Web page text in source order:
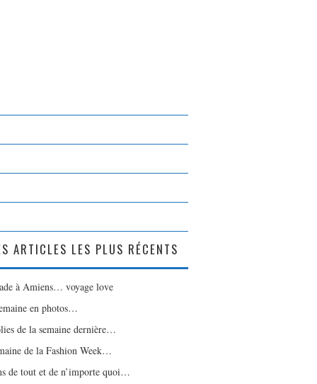
ARTICLES LES PLUS RÉCENTS
à Amiens… voyage love
en photos…
de la semaine dernière…
de la Fashion Week…
de tout et de n’importe quoi…